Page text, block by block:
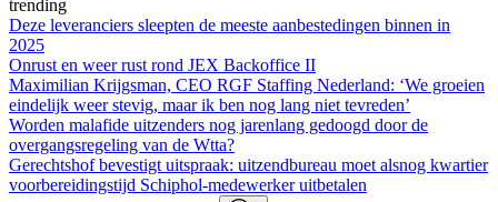
trending
Deze leveranciers sleepten de meeste aanbestedingen binnen in
2025
Onrust en weer rust rond JEX Backoffice II
Maximilian Krijgsman, CEO RGF Staffing Nederland: ‘We groeien
eindelijk weer stevig, maar ik ben nog lang niet tevreden’
Worden malafide uitzenders nog jarenlang gedoogd door de
overgangsregeling van de Wtta?
Gerechtshof bevestigt uitspraak: uitzendbureau moet alsnog kwartier
voorbereidingstijd Schiphol-medewerker uitbetalen